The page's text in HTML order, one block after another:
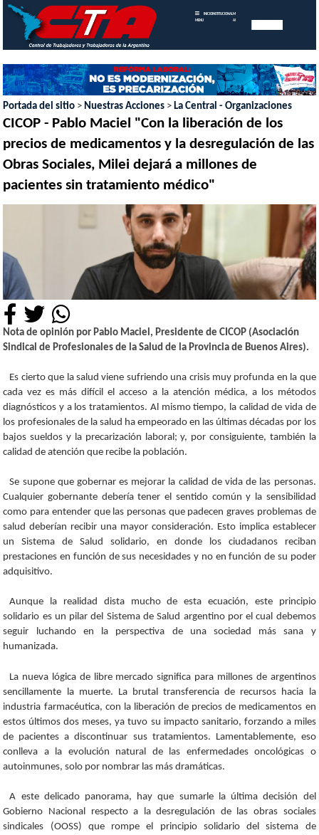
MENU
INICIOINSTITUCIONAL MEMORIAS
ANUALES
Portada del sitio > Nuestras Acciones > La Central - Organizaciones
CICOP - Pablo Maciel "Con la liberación de los
precios de medicamentos y la desregulación de las
Obras Sociales, Milei dejará a millones de
pacientes sin tratamiento médico"
Nota de opinión por Pablo Maciel, Presidente de CICOP (Asociación
Sindical de Profesionales de la Salud de la Provincia de Buenos Aires).
Es cierto que la salud viene sufriendo una crisis muy profunda en la que
cada vez es más difícil el acceso a la atención médica, a los métodos
diagnósticos y a los tratamientos. Al mismo tiempo, la calidad de vida de
los profesionales de la salud ha empeorado en las últimas décadas por los
bajos sueldos y la precarización laboral; y, por consiguiente, también la
calidad de atención que recibe la población.
Se supone que gobernar es mejorar la calidad de vida de las personas.
Cualquier gobernante debería tener el sentido común y la sensibilidad
como para entender que las personas que padecen graves problemas de
salud deberían recibir una mayor consideración. Esto implica establecer
un Sistema de Salud solidario, en donde los ciudadanos reciban
prestaciones en función de sus necesidades y no en función de su poder
adquisitivo.
Aunque la realidad dista mucho de esta ecuación, este principio
solidario es un pilar del Sistema de Salud argentino por el cual debemos
seguir luchando en la perspectiva de una sociedad más sana y
humanizada.
La nueva lógica de libre mercado significa para millones de argentinos
sencillamente la muerte. La brutal transferencia de recursos hacia la
industria farmacéutica, con la liberación de precios de medicamentos en
estos últimos dos meses, ya tuvo su impacto sanitario, forzando a miles
de pacientes a discontinuar sus tratamientos. Lamentablemente, eso
conlleva a la evolución natural de las enfermedades oncológicas o
autoinmunes, solo por nombrar las más dramáticas.
A este delicado panorama, hay que sumarle la última decisión del
Gobierno Nacional respecto a la desregulación de las obras sociales
sindicales (OOSS) que rompe el principio solidario del sistema de